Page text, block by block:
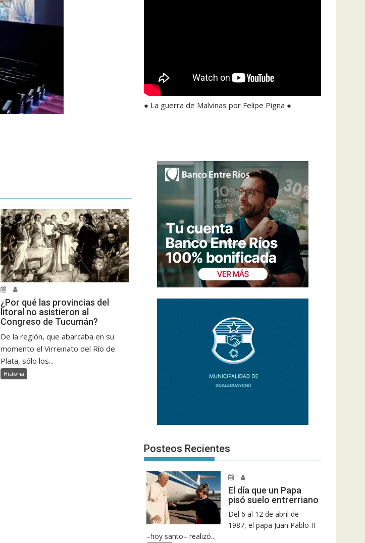
¿Por qué las provincias del
litoral no asistieron al
Congreso de Tucumán?
De la región, que abarcaba en su
momento el Virreinato del Río de
Plata, sólo los...
Historia
● La guerra de Malvinas por Felipe Pigna ●
Posteos Recientes
El día que un Papa
pisó suelo entrerriano
Del 6 al 12 de abril de
1987, el papa Juan Pablo II
–hoy santo– realizó...